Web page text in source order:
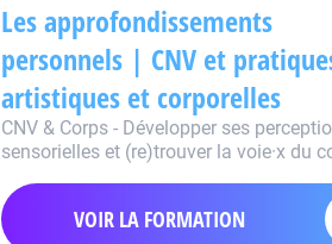
Les approfondissements
personnels | CNV et
artistiques et corporelles
CNV & Corps - Développer ses
sensorielles et (re)trouver la voie·x du
VOIR LA FORMATION